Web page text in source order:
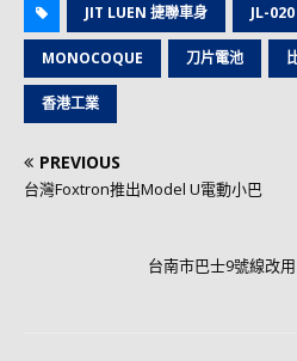
JIT LUEN 捷聯車身 JL-020
MONOCOQUE 刀片電池
香港工業
PREVIOUS
台灣Foxtron推出Model U電動小巴
台南市巴士9號線改用